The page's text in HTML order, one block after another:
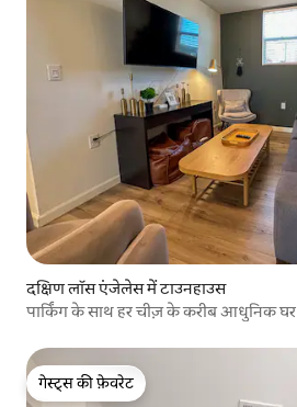
दक्षिण लॉस एंजेलेस में टाउनहाउस
पार्किंग के साथ हर चीज़ के करीब आधुनिक घर
गेस्ट्स की फ़ेवरेट
गेस्ट्स की फ़ेवरेट